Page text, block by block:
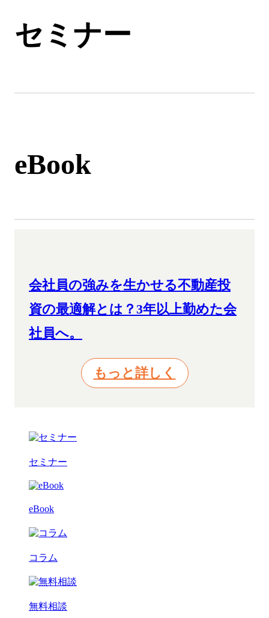
セミナー
eBook
会社員の強みを生かせる不動産投
資の最適解とは？3年以上勤めた会
社員へ。
もっと詳しく
セミナー
eBook
コラム
無料相談